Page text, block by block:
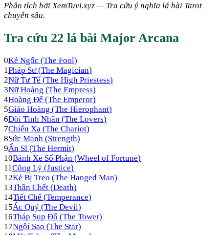
Phân tích bởi XemTuvi.xyz — Tra cứu ý nghĩa lá bài Tarot
chuyên sâu.
Tra cứu 22 lá bài Major Arcana
0Kẻ Ngốc (The Fool)
1Pháp Sư(The Magician)
2Nữ Tư Tế (The High Priestess)
3Nữ Hoàng (The Empress)
4Hoàng Đế (The Emperor)
5Giáo Hoàng (The Hierophant)
6Đôi Tình Nhân (The Lovers)
7Chiến Xa (The Chariot)
8Sức Mạnh (Strength)
9Ẩn Sĩ (The Hermit)
10Bánh Xe Số Phận (Wheel of Fortune)
11Công Lý (Justice)
12Kẻ Bị Treo (The Hanged Man)
13Thần Chết (Death)
14Tiết Chế (Temperance)
15Ác Quỷ (The Devil)
16Tháp Sụp Đổ (The Tower)
17Ngôi Sao (The Star)